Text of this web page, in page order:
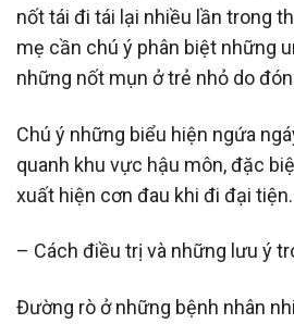
nốt tái đi tái lại nhiều lần trong
mẹ cần chú ý phân biệt những
những nốt mụn ở trẻ nhỏ do
Chú ý những biểu hiện ngứa
quanh khu vực hậu môn, đặc
xuất hiện cơn đau khi đi đại tiện.
– Cách điều trị và những lưu ý
Đường rò ở những bệnh nhân